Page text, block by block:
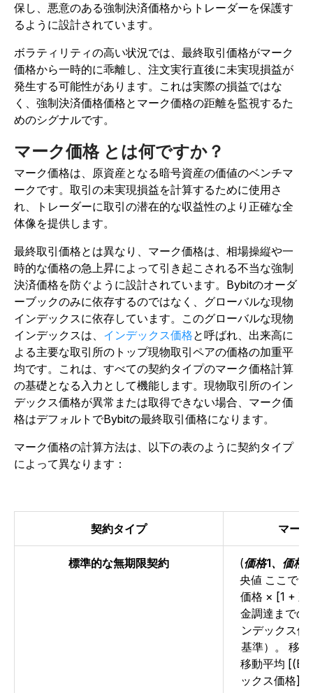
保し、悪意のある強制決済価格からトレーダーを保護す
るように設計されています。
ボラティリティの高い状況では、最終取引価格がマーク
価格から一時的に乖離し、注文実行直後に未実現損益が
発生する可能性があります。これは実際の損益ではな
く、強制決済価格価格とマーク価格の距離を監視するた
めのシグナルです。
マーク価格 とは何ですか？
マーク価格は、原資産となる暗号資産の価値のベンチマ
ークです。取引の未実現損益を計算するために使用さ
れ、トレーダーに取引の潜在的な収益性のより正確な全
体像を提供します。
最終取引価格とは異なり、マーク価格は、相場操縦や一
時的な価格の急上昇によって引き起こされる不当な強制
決済価格を防ぐように設計されています。Bybitのオーダ
ーブックのみに依存するのではなく、グローバルな現物
インデックスに依存しています。このグローバルな現物
インデックスは、 インデックス価格と呼ばれ、出来高に
よる主要な取引所のトップ現物取引ペアの価格の加重平
均です。これは、すべての契約タイプのマーク価格計算
の基礎となる入力として機能します。現物取引所のイン
デックス価格が異常または取得できない場合、マーク価
格はデフォルトでBybitの最終取引価格になります。
マーク価格の計算方法は、以下の表のように契約タイプ
によって異なります：
契約タイプ マー
標準的な無期限契約 (価格1、価格
央値 ここで
価格 × [1 +
金調達までの
ンデックス価
基準）。
移
移動平均
ックス価格]